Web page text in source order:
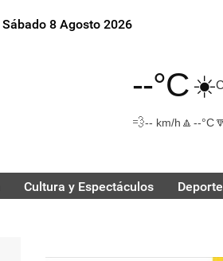
Sábado 8 Agosto 2026
--°C☀️
💨-- km/h 🔼 --°C🔽
Cultura y Espectáculos Deporte